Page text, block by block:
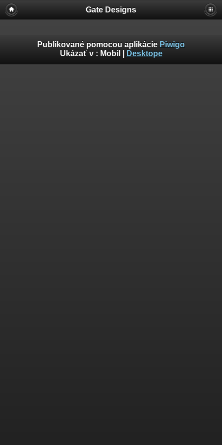
Gate Designs
Publikované pomocou aplikácie Piwigo
Ukázať v : Mobil Desktope